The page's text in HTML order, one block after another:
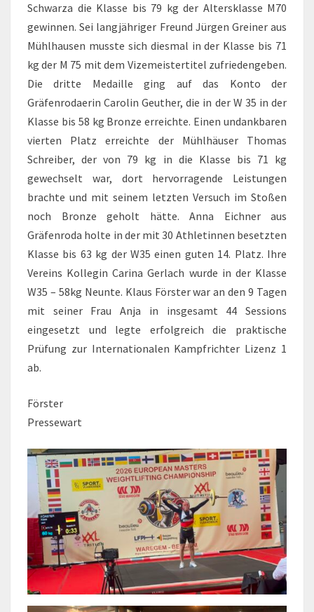
Schwarza die Klasse bis 79 kg der Altersklasse M70
gewinnen. Sei langjähriger Freund Jürgen Greiner aus
Mühlhausen musste sich diesmal in der Klasse bis 71
kg der M 75 mit dem Vizemeistertitel zufriedengeben.
Die dritte Medaille ging auf das Konto der
Gräfenrodaerin Carolin Geuther, die in der W 35 in der
Klasse bis 58 kg Bronze erreichte. Einen undankbaren
vierten Platz erreichte der Mühlhäuser Thomas
Schreiber, der von 79 kg in die Klasse bis 71 kg
gewechselt war, dort hervorragende Leistungen
brachte und mit seinem letzten Versuch im Stoßen
noch Bronze geholt hätte. Anna Eichner aus
Gräfenroda holte in der mit 30 Athletinnen besetzten
Klasse bis 63 kg der W35 einen guten 14. Platz. Ihre
Vereins Kollegin Carina Gerlach wurde in der Klasse
W35 – 58kg Neunte. Klaus Förster war an den 9 Tagen
mit seiner Frau Anja in insgesamt 44 Sessions
eingesetzt und legte erfolgreich die praktische
Prüfung zur Internationalen Kampfrichter Lizenz 1
ab.
Förster
Pressewart